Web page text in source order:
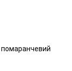
помаранчевий